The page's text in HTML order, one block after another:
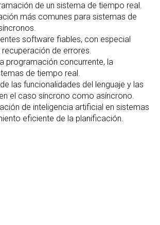
de un sistema de tiempo real.
más comunes para sistemas de
software fiables, con especial
de errores.
programación concurrente, la
de tiempo real.
las funcionalidades del lenguaje y las
el caso síncrono como asíncrono.
de inteligencia artificial en sistemas
eficiente de la planificación.